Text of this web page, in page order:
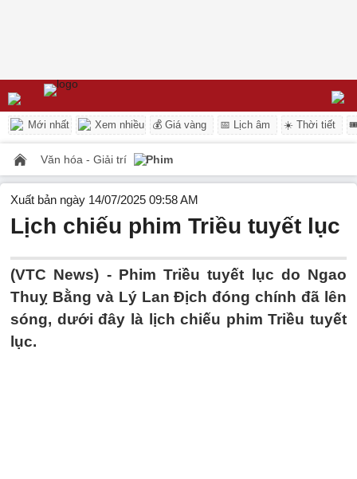
Mới nhất Xem nhiều 💰 Giá vàng 📅 Lịch âm ☀️ Thời tiết
Văn hóa - Giải trí Phim
Xuất bản ngày 14/07/2025 09:58 AM
Lịch chiếu phim Triều tuyết lục
(VTC News) - Phim Triều tuyết lục do Ngao
Thuỵ Bằng và Lý Lan Địch đóng chính đã lên
sóng, dưới đây là lịch chiếu phim Triều tuyết
lục.